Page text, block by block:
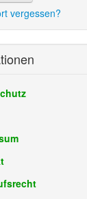
vergessen?